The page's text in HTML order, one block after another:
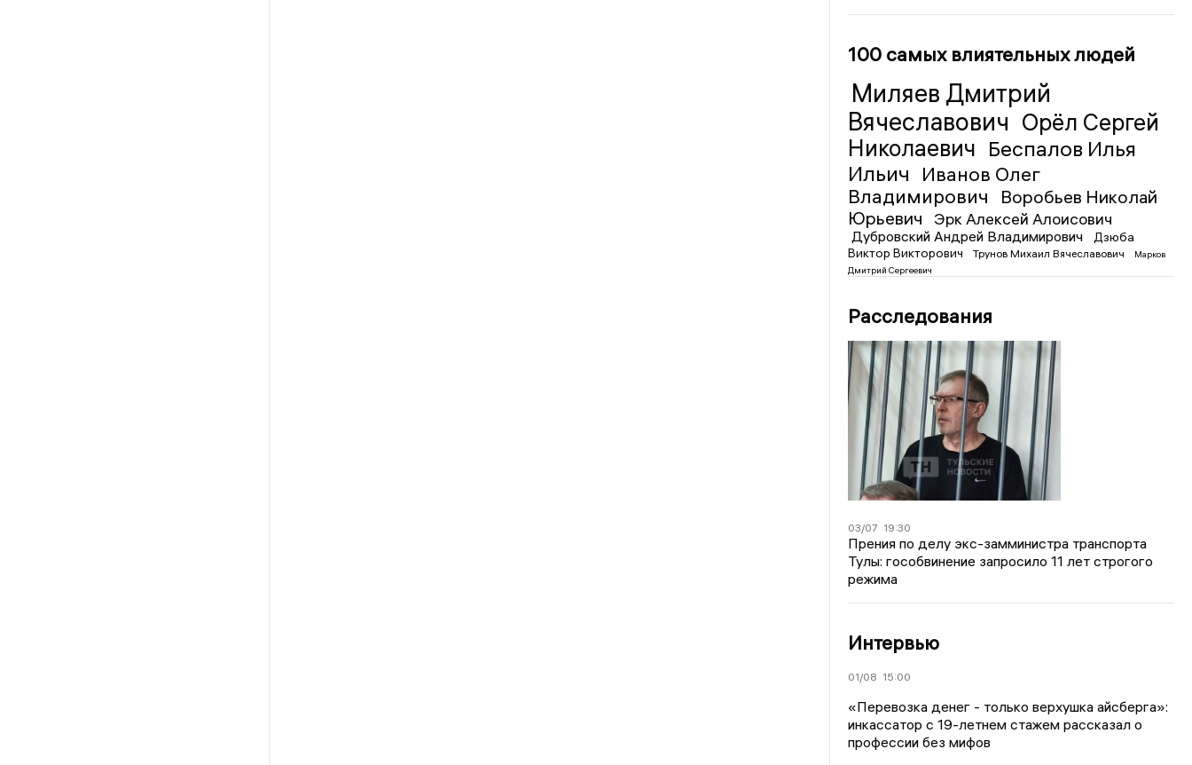
100 самых влиятельных людей
Миляев Дмитрий
Вячеславович Орёл Сергей
Николаевич Беспалов Илья
Ильич
Иванов Олег
Владимирович
Воробьев Николай
Юрьевич
Эрк Алексей Алоисович
Дубровский Андрей Владимирович
Дзюба
Виктор Викторович
Трунов Михаил Вячеславович
Марков
Дмитрий Сергеевич
Расследования
03/07 19:30
Прения по делу экс-замминистра транспорта
Тулы: гособвинение запросило 11 лет строгого
режима
Интервью
01/08 15:00
«Перевозка денег - только верхушка айсберга»:
инкассатор с 19-летнем стажем рассказал о
профессии без мифов